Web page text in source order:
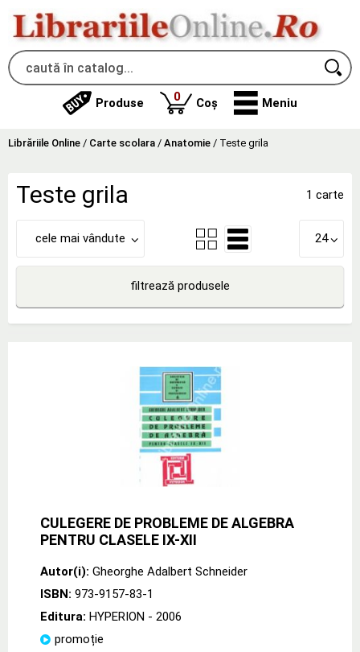
Produse 0produse
Coș Meniu
Librăriile Online / Carte scolara / Anatomie / Teste grila
Teste grila 1 carte
cele mai vândute 24
filtrează produsele
CULEGERE DE PROBLEME DE ALGEBRA
PENTRU CLASELE IX-XII
Autor(i): Gheorghe Adalbert Schneider
ISBN: 973-9157-83-1
Editura: HYPERION - 2006
promoție